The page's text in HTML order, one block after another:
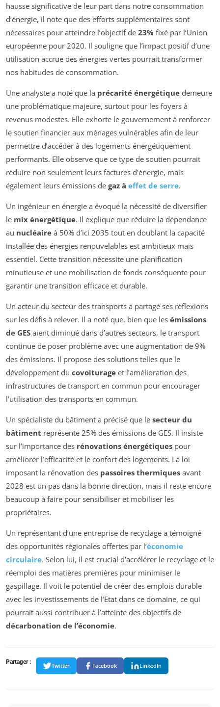
hausse significative de leur part dans notre consommation
d’énergie, il note que des efforts supplémentaires sont
nécessaires pour atteindre l’objectif de 23% fixé par l’Union
européenne pour 2020. Il souligne que l’impact positif d’une
utilisation accrue des énergies vertes pourrait transformer
nos habitudes de consommation.
Une analyste a noté que la précarité énergétique demeure
une problématique majeure, surtout pour les foyers à
revenus modestes. Elle exhorte le gouvernement à renforcer
le soutien financier aux ménages vulnérables afin de leur
permettre d’accéder à des logements énergétiquement
performants. Elle observe que ce type de soutien pourrait
réduire non seulement leurs factures d’énergie, mais
également leurs émissions de gaz à effet de serre.
Un ingénieur en énergie a évoqué la nécessité de diversifier
le mix énergétique. Il explique que réduire la dépendance
au nucléaire à 50% d’ici 2035 tout en doublant la capacité
installée des énergies renouvelables est ambitieux mais
essentiel. Cette transition nécessite une planification
minutieuse et une mobilisation de fonds conséquente pour
garantir une transition efficace et durable.
Un acteur du secteur des transports a partagé ses réflexions
sur les défis à relever. Il a noté que, bien que les émissions
de GES aient diminué dans d’autres secteurs, le transport
continue de poser problème avec une augmentation de 9%
des émissions. Il propose des solutions telles que le
développement du covoiturage et l’amélioration des
infrastructures de transport en commun pour encourager
l’utilisation des transports en commun.
Un spécialiste du bâtiment a précisé que le secteur du
bâtiment représente 25% des émissions de GES. Il insiste
sur l’importance des rénovations énergétiques pour
améliorer l’efficacité et le confort des logements. La loi
imposant la rénovation des passoires thermiques avant
2028 est un pas dans la bonne direction, mais il reste encore
beaucoup à faire pour sensibiliser et mobiliser les
propriétaires.
Un représentant d’une entreprise de recyclage a témoigné
des opportunités régionales offertes par l’économie
circulaire. Selon lui, il est crucial d’accélérer le recyclage et le
réemploi des matières premières pour minimiser le
gaspillage. Il voit le potentiel de créer des emplois durable
avec les investissements de l’Etat dans ce domaine, ce qui
pourrait aussi contribuer à l’atteinte des objectifs de
décarbonation de l’économie.
Partager :
Twitter Facebook LinkedIn